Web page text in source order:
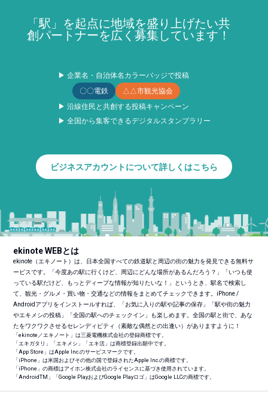
「駅」を起点に地域を盛り上げたい共
創パートナーを広く募集しています！
▶ 企業名・自治体名カラーバッジで投稿
〇〇電鉄
△△市観光協会
▶ 沿線住民と共創する投稿キャンペーン
▶ 全国から集客できるデジタルスタンプラリー
ビジネスアカウントについて詳しくはこちら
ekinote WEBとは
ekinote（エキノート）は、日本全国すべての鉄道駅と周辺の街の魅力を発見できる無料サ
ービスです。「今度あの駅に行くけど、周辺にどんな場所があるんだろう？」「いつも使
っている駅だけど、もっとディープな情報が知りたいな！」というとき、駅名で検索し
て、観光・グルメ・買い物・交通などの情報をまとめてチェックできます。iPhone /
Androidアプリをインストールすれば、「お気に入りの駅や記事の保存」「駅や街の魅力
やエキメシの投稿」「全国の駅へのチェックイン」も楽しめます。全国の駅と街で、あな
たをワクワクさせるセレンディピティ（素敵な偶然との出逢い）がありますように！
「ekinote／エキノート」は三菱電機株式会社の登録商標です。
「エキガタリ」「エキメシ」「エキ活」は商標登録出願中です。
「App Store」はApple Inc.のサービスマークです。
「iPhone」は米国およびその他の国で登録されたApple Inc.の商標です。
「iPhone」の商標はアイホン株式会社のライセンスに基づき使用されています。
「AndroidTM 」「Google PlayおよびGoogle Playロゴ」はGoogle LLCの商標です。